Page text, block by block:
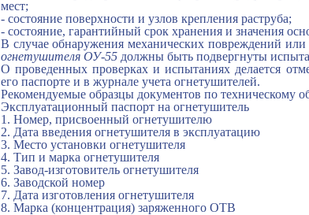
мест;
- состояние поверхности и узлов крепления раструба;
- состояние, гарантийный срок хранения и значения
В случае обнаружения механических повреждений или
огнетушителя ОУ-55 должны быть подвергнуты
О проведенных проверках и испытаниях делается
его паспорте и в журнале учета огнетушителей.
Рекомендуемые образцы документов по техническому
Эксплуатационный паспорт на огнетушитель
1. Номер, присвоенный огнетушителю
2. Дата введения огнетушителя в эксплуатацию
3. Место установки огнетушителя
4. Тип и марка огнетушителя
5. Завод-изготовитель огнетушителя
6. Заводской номер
7. Дата изготовления огнетушителя
8. Марка (концентрация) заряженного ОТВ